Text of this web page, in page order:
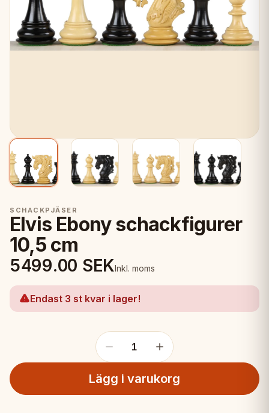
SCHACKPJÄSER
Elvis Ebony schackfigurer
10,5 cm
5499.00 SEKInkl. moms
Endast 3 st kvar i lager!
1
Lägg i varukorg